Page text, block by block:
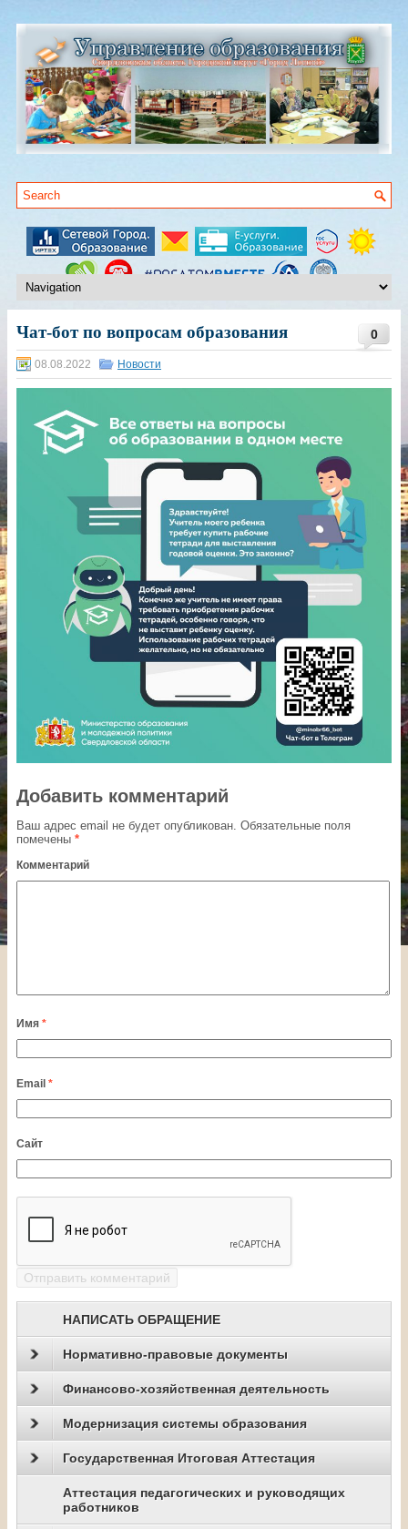
0
Чат-бот по вопросам образования
08.08.2022 Новости
Добавить комментарий
Ваш адрес email не будет опубликован. Обязательные поля
помечены *
Комментарий
Имя *
Email *
Сайт
НАПИСАТЬ ОБРАЩЕНИЕ
Нормативно-правовые документы
Финансово-хозяйственная деятельность
Модернизация системы образования
Государственная Итоговая Аттестация
Аттестация педагогических и руководящих
работников